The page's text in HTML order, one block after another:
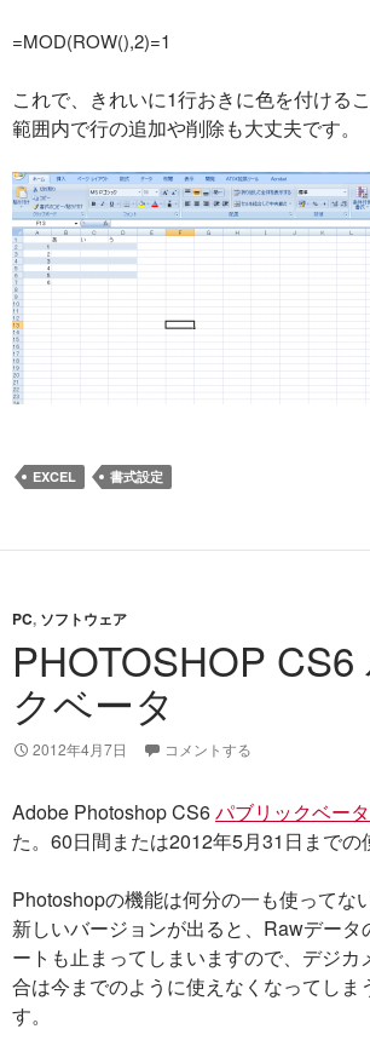
=MOD(ROW(),2)=1
これで、きれいに1行おきに色を付ける
範囲内で行の追加や削除も大丈夫です。
EXCEL 書式設定
PC, ソフトウェア
PHOTOSHOP CS6
クベータ
2012年4月7日 コメントする
Adobe Photoshop CS6パブリックベー
た。60日間または2012年5月31日までの
Photoshopの機能は何分の一も使ってな
新しいバージョンが出ると、Rawデータ
ートも止まってしまいますので、デジカ
合は今までのように使えなくなってしま
す。